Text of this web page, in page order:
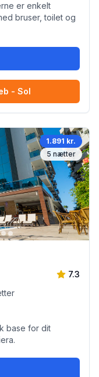
er enkelt
bruser, toilet og
- Sol
1.891 kr.
5 nætter
7.3
base for dit